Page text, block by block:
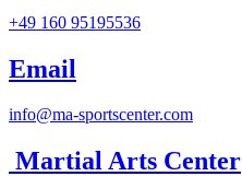
+49 160 95195536
Email
info@ma-sportscenter.com
Martial Arts Center